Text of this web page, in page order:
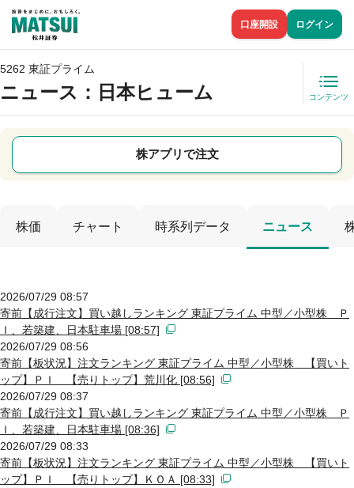
口座開設 ログイン
5262 東証プライム
ニュース ：日本ヒューム コンテンツ
株アプリで注文
株価 チャート 時系列データ ニュース
2026/07/29 08:57
寄前【成行注文】買い越しランキング 東証プライム 中型／小型株 Ｐ
Ｉ、若築建、日本駐車場 [08:57]
2026/07/29 08:56
寄前【板状況】注文ランキング 東証プライム 中型／小型株 【買いト
ップ】ＰＩ 【売りトップ】荒川化 [08:56]
2026/07/29 08:37
寄前【成行注文】買い越しランキング 東証プライム 中型／小型株 Ｐ
Ｉ、若築建、日本駐車場 [08:36]
2026/07/29 08:33
寄前【板状況】注文ランキング 東証プライム 中型／小型株 【買いト
ップ】ＰＩ 【売りトップ】ＫＯＡ [08:33]